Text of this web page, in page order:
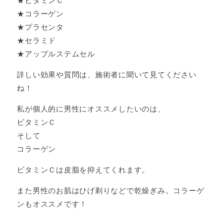
★コラーゲン
★プラセンタ
★セラミド
★アップルステムセル
詳しい効果や質問は、施術者に聞いて見てください
ね！
私が個人的に男性にオススメしたいのは、
ビタミンＣ
そして
コラーゲン
ビタミンＣは皮脂を抑えてくれます。
また男性のお肌はひげ剃りなどで乾燥ぎみ。コラーゲ
ンもオススメです！